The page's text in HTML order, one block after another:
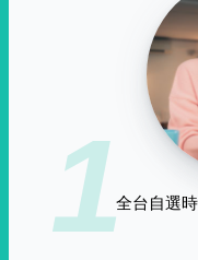
1全台自選